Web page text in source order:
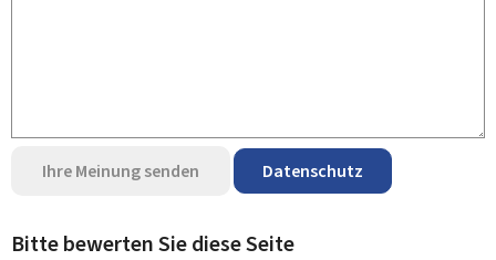
Ihre Meinung senden Datenschutz
Bitte bewerten Sie diese Seite